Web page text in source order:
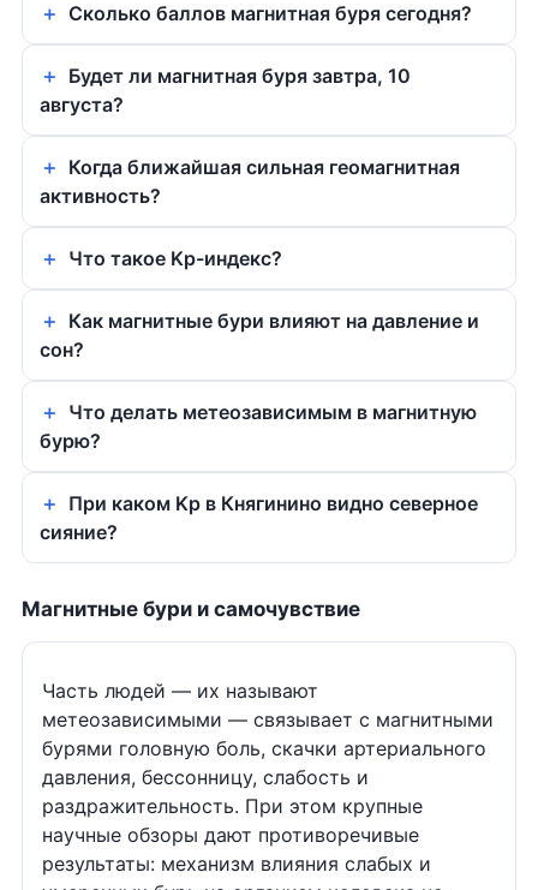
Сколько баллов магнитная буря сегодня?
Будет ли магнитная буря завтра, 10
августа?
Когда ближайшая сильная геомагнитная
активность?
Что такое Kp-индекс?
Как магнитные бури влияют на давление и
сон?
Что делать метеозависимым в магнитную
бурю?
При каком Kp в Княгинино видно северное
сияние?
Магнитные бури и самочувствие
Часть людей — их называют
метеозависимыми — связывает с магнитными
бурями головную боль, скачки артериального
давления, бессонницу, слабость и
раздражительность. При этом крупные
научные обзоры дают противоречивые
результаты: механизм влияния слабых и